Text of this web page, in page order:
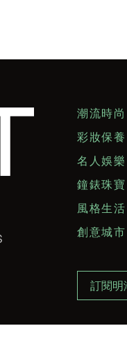
潮流時尚
彩妝保養
名人娛樂
鐘錶珠寶
風格生活
創意城市
訂閱明